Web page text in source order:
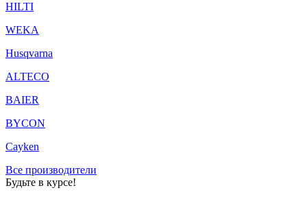
HILTI
WEKA
Husqvarna
ALTECO
BAIER
BYCON
Cayken
Все производители
Будьте в курсе!